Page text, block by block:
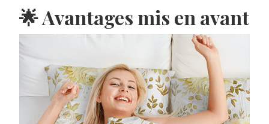
🌟 Avantages mis en avant